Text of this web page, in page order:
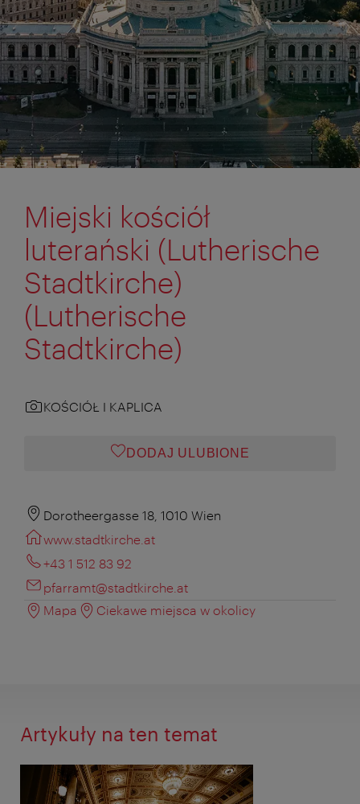
Miejski kościół
luterański (Lutherische
Stadtkirche)
(Lutherische
Stadtkirche)
KOŚCIÓŁ I KAPLICA
DODAJ ULUBIONE
Dorotheergasse 18, 1010 Wien
www.stadtkirche.at
+43 1 512 83 92
pfarramt@stadtkirche.at
Mapa
Ciekawe miejsca w okolicy
Artykuły na ten temat